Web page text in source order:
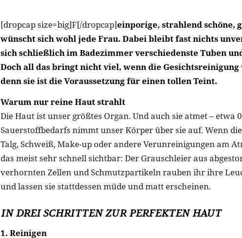
[dropcap size=big]F[/dropcap]einporige, strahlend schöne,
wünscht sich wohl jede Frau. Dabei bleibt fast nichts
sich schließlich im Badezimmer verschiedenste Tuben
Doch all das bringt nicht viel, wenn die
denn sie ist die Voraussetzung für einen tollen Teint.
Warum nur reine Haut strahlt
Die Haut ist unser größtes Organ. Und auch sie atmet – etwa
Sauerstoffbedarfs nimmt unser Körper über sie auf. Wenn
Talg, Schweiß, Make-up oder andere Verunreinigungen am
das meist sehr schnell sichtbar: Der Grauschleier aus
verhornten Zellen und Schmutzpartikeln rauben ihr ihre
und lassen sie stattdessen müde und matt erscheinen.
IN DREI SCHRITTEN ZUR PERFEKTEN HAUT
1. Reinigen